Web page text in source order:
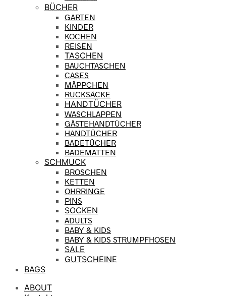
BÜCHER
GARTEN
KINDER
KOCHEN
REISEN
TASCHEN
BAUCHTASCHEN
CASES
MÄPPCHEN
RUCKSÄCKE
HANDTÜCHER
WASCHLAPPEN
GÄSTEHANDTÜCHER
HANDTÜCHER
BADETÜCHER
BADEMATTEN
SCHMUCK
BROSCHEN
KETTEN
OHRRINGE
PINS
SOCKEN
ADULTS
BABY & KIDS
BABY & KIDS STRUMPFHOSEN
SALE
GUTSCHEINE
BAGS
ABOUT